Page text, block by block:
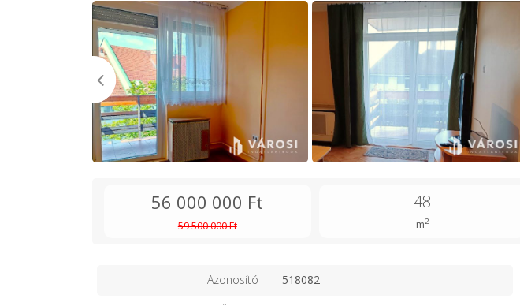
56 000 000 Ft
59 500 000 Ft
48
m2
Azonosító 518082